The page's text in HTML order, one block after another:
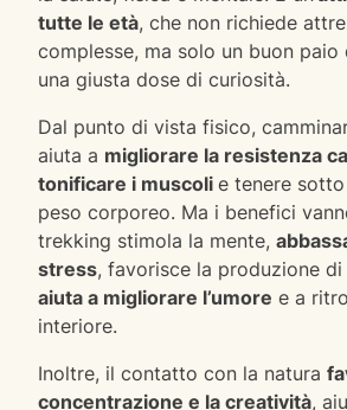
tutte le età, che non richiede
complesse, ma solo un buon paio
una giusta dose di curiosità.
Dal punto di vista fisico,
aiuta a migliorare la resistenza
tonificare i muscoli e tenere
peso corporeo. Ma i benefici
trekking stimola la mente,
stress, favorisce la produzione
aiuta a migliorare l’umore e a
interiore.
Inoltre, il contatto con la natura
concentrazione e la creatività,